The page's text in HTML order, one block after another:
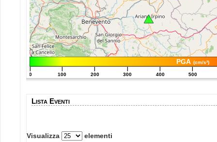
PGA (cm/s²)
|
0
|
100
|
200
|
300
|
400
|
500
Lista Eventi
Visualizza
elementi